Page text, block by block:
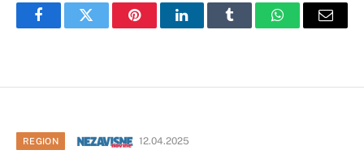
FacebookTwitter PinterestLinkedInTumblr WhatsAppEmail
REGION 12.04.2025